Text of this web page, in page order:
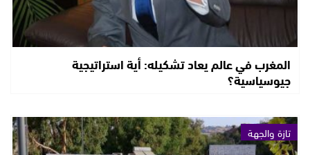
المغرب في عالم يعاد تشكيله: أية استراتيجية
جيوسياسية؟
تازة والجهة